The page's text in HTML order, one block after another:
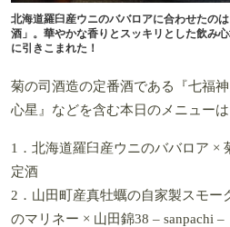
北海道羅臼産ウニのババロアに合わせたの
酒」。華やかな香りとスッキリとした飲み
に引きこまれた！
菊の司酒造の定番酒である『七福
心星』などを含む本日のメニューは
1．北海道羅臼産ウニのババロア ×
定酒
2．山田町産真牡蠣の自家製スモー
のマリネー × 山田錦38 – sanpachi –